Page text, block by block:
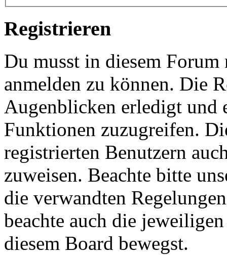
Registrieren
Du musst in diesem
anmelden zu können. Die
Augenblicken erledigt und
Funktionen zuzugreifen.
registrierten Benutzern
zuweisen. Beachte bitte
die verwandten
beachte auch die
diesem Board bewegst.